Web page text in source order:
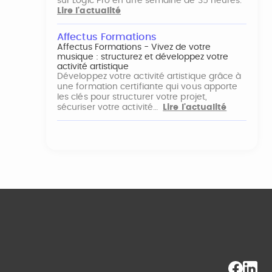
Lire l'actualité
Affectus Formations
Affectus Formations - Vivez de votre
musique : structurez et développez votre
activité artistique
Développez votre activité artistique grâce à
une formation certifiante qui vous apporte
les clés pour structurer votre projet,
sécuriser votre activité…
Lire l'actualité